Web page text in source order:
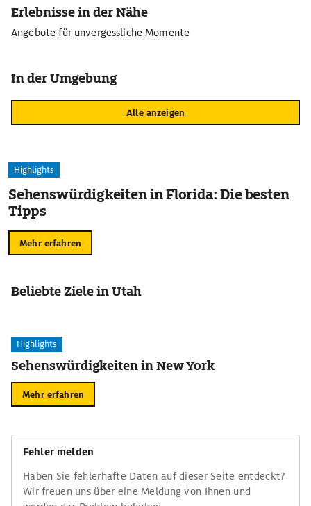
Erlebnisse in der Nähe
Angebote für unvergessliche Momente
In der Umgebung
Alle anzeigen
Highlights
Sehenswürdigkeiten in Florida: Die besten
Tipps
Mehr erfahren
Beliebte Ziele in Utah
Highlights
Sehenswürdigkeiten in New York
Mehr erfahren
Fehler melden
Haben Sie fehlerhafte Daten auf dieser Seite entdeckt?
Wir freuen uns über eine Meldung von Ihnen und